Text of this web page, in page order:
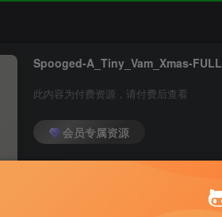
Spooged-A_Tiny_Vam_Xmas-FULL
此内容为付费资源，请付费后查看
会员专属资源